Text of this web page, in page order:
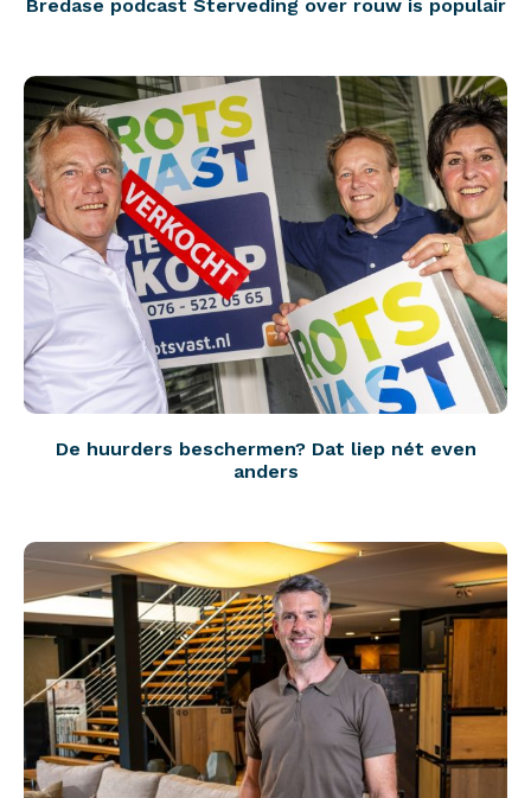
Bredase podcast Sterveding over rouw is populair
De huurders beschermen? Dat liep nét even
anders